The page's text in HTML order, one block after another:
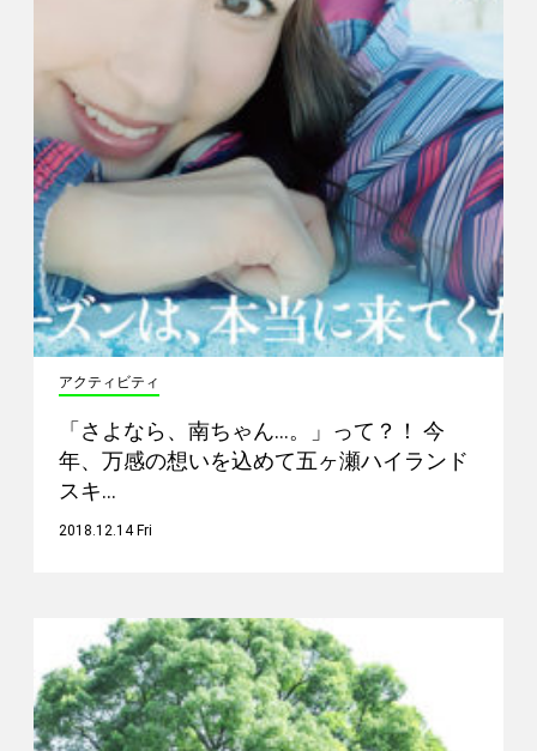
アクティビティ
「さよなら、南ちゃん…。」って？！ 今
年、万感の想いを込めて五ヶ瀬ハイランド
スキ…
2018.12.14 Fri